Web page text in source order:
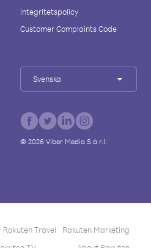
Integritetspolicy
Customer Complaints Code
Svenska
© 2026Viber Media S.à r.l.
Rakuten Travel
Rakuten Marketing